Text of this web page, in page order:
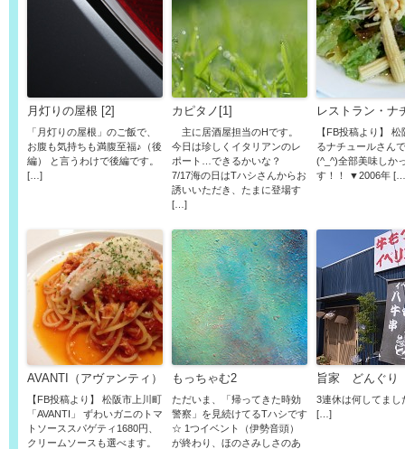
月灯りの屋根 [2]
「月灯りの屋根」のご飯で、
お腹も気持ちも満腹至福♪（後
編） と言うわけで後編です。
[…]
カピタノ[1]
主に居酒屋担当のHです。
今日は珍しくイタリアンのレ
ポート…できるかいな？
7/17海の日はTハシさんからお
誘いいただき、たまに登場す
[…]
レストラン・ナ
【FB投稿より】
るナチュールさん
(^_^)全部美味しか
す！！ ▼2006年
AVANTI（アヴァンティ）
【FB投稿より】 松阪市上川町
「AVANTI」 ずわいガニのトマ
トソーススパゲティ1680円、
クリームソースも選べます。
もっちゃむ2
ただいま、「帰ってきた時効
警察」を見続けてるTハシです
☆ 1つイベント（伊勢音頭）
が終わり、ほのさみしさのあ
旨家 どんぐり
3連休は何してまし
[…]